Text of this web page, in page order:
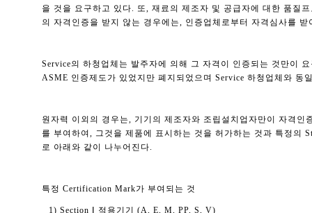
을 것을 요구하고 있다. 또, 재료의 제조자 및 공급자에 대한 품질
의 자격인증을 받지 않는 경우에는, 인증업체로부터 자격심사를 받
Service의 하청업체는 발주자에 의해 그 자격이 인증되는 것만이
ASME 인증제도가 있었지만 폐지되었으며 Service 하청업체와 동
원자력 이외의 경우는, 기기의 제조자와 조립설치업자만이 자격
를 부여하여, 그것을 제품에 표시하는 것을 허가하는 것과 특정의
로 아래와 같이 나누어진다.
특정 Certification Mark가 부여되는 것
1) Section Ⅰ 적용기기 (A, E, M, PP, S, V)